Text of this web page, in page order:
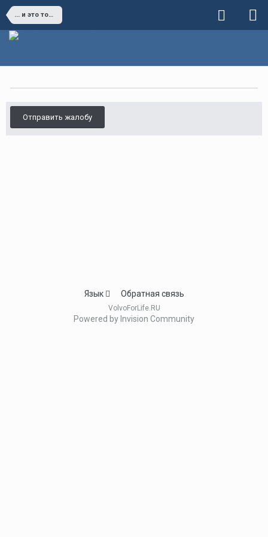
... и это тоже пройдет...
Отправить жалобу
Язык Обратная связь
VolvoForLife.RU
Powered by Invision Community